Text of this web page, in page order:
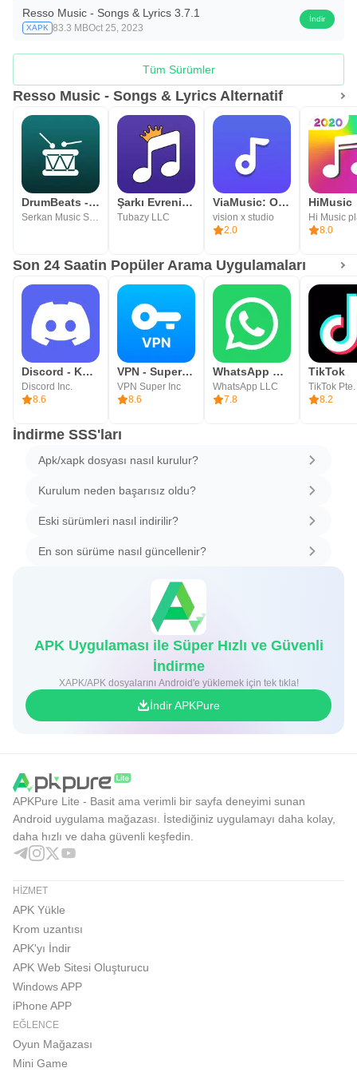
Resso Music - Songs & Lyrics 3.7.1
XAPK 83.3 MBOct 25, 2023
İndir
Tüm Sürümler
Resso Music - Songs & Lyrics Alternatif
DrumBeats - Davul Döngüleri
Serkan Music Studio
Şarkı Evreni - Müzik İndirme
Tubazy LLC
ViaMusic: Offline Music Player
vision x studio
2.0
Hi Music
8.0
Son 24 Saatin Popüler Arama Uygulamaları
Discord - Konuş, Oyna, Takıl
Discord Inc.
8.6
VPN - Super Unlimited Proxy
VPN Super Inc
8.6
WhatsApp Messenger
WhatsApp LLC
7.8
TikTok
TikTok
8.2
İndirme SSS'ları
Apk/xapk dosyası nasıl kurulur?
Kurulum neden başarısız oldu?
Eski sürümleri nasıl indirilir?
En son sürüme nasıl güncellenir?
APK Uygulaması ile Süper Hızlı ve Güvenli
İndirme
XAPK/APK dosyalarını Android'e yüklemek için tek tıkla!
İndir APKPure
APKPure Lite - Basit ama verimli bir sayfa deneyimi sunan
Android uygulama mağazası. İstediğiniz uygulamayı daha kolay,
daha hızlı ve daha güvenli keşfedin.
HIZMET
APK Yükle
Krom uzantısı
APK'yı İndir
APK Web Sitesi Oluşturucu
Windows APP
iPhone APP
EĞLENCE
Oyun Mağazası
Mini Game